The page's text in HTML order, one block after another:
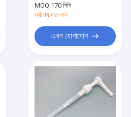
MOQ:170 পিসি
সর্বশেষ দাম পান
এখন যোগাযোগ